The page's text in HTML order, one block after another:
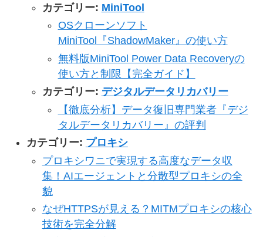
カテゴリー: MiniTool
OSクローンソフト
MiniTool『ShadowMaker』の使い方
無料版MiniTool Power Data Recoveryの
使い方と制限【完全ガイド】
カテゴリー: デジタルデータリカバリー
【徹底分析】データ復旧専門業者『デジ
タルデータリカバリー』の評判
カテゴリー: プロキシ
プロキシワニで実現する高度なデータ収
集！AIエージェントと分散型プロキシの全
貌
なぜHTTPSが見える？MITMプロキシの核心
技術を完全分解